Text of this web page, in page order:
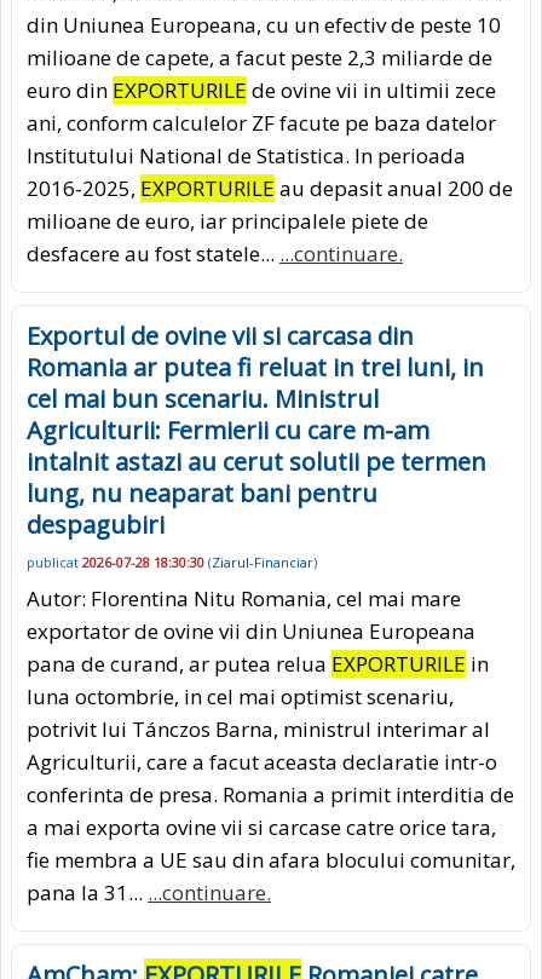
din Uniunea Europeana, cu un efectiv de peste 10
milioane de capete, a facut peste 2,3 miliarde de
euro din EXPORTURILE de ovine vii in ultimii zece
ani, conform calculelor ZF facute pe baza datelor
Institutului National de Statistica. In perioada
2016-2025, EXPORTURILE au depasit anual 200 de
milioane de euro, iar principalele piete de
desfacere au fost statele... ...continuare.
Exportul de ovine vii si carcasa din
Romania ar putea fi reluat in trei luni, in
cel mai bun scenariu. Ministrul
Agriculturii: Fermierii cu care m-am
intalnit astazi au cerut solutii pe termen
lung, nu neaparat bani pentru
despagubiri
publicat 2026-07-28 18:30:30 (Ziarul-Financiar)
Autor: Florentina Nitu Romania, cel mai mare
exportator de ovine vii din Uniunea Europeana
pana de curand, ar putea relua EXPORTURILE in
luna octombrie, in cel mai optimist scenariu,
potrivit lui Tánczos Barna, ministrul interimar al
Agriculturii, care a facut aceasta declaratie intr-o
conferinta de presa. Romania a primit interditia de
a mai exporta ovine vii si carcase catre orice tara,
fie membra a UE sau din afara blocului comunitar,
pana la 31... ...continuare.